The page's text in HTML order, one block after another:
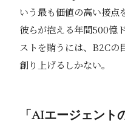
いう最も価値の高い接点
彼らが抱える年間500億
ストを賄うには、B2Cの
創り上げるしかない。
「AIエージェン